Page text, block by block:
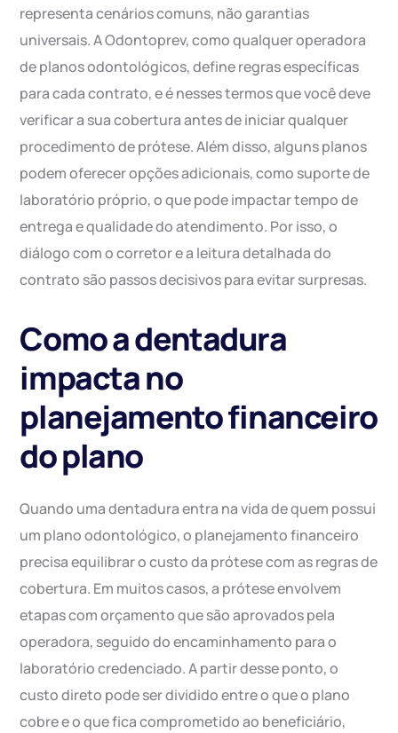
representa cenários comuns, não garantias
universais. A Odontoprev, como qualquer operadora
de planos odontológicos, define regras específicas
para cada contrato, e é nesses termos que você deve
verificar a sua cobertura antes de iniciar qualquer
procedimento de prótese. Além disso, alguns planos
podem oferecer opções adicionais, como suporte de
laboratório próprio, o que pode impactar tempo de
entrega e qualidade do atendimento. Por isso, o
diálogo com o corretor e a leitura detalhada do
contrato são passos decisivos para evitar surpresas.
Como a dentadura
impacta no
planejamento financeiro
do plano
Quando uma dentadura entra na vida de quem possui
um plano odontológico, o planejamento financeiro
precisa equilibrar o custo da prótese com as regras de
cobertura. Em muitos casos, a prótese envolvem
etapas com orçamento que são aprovados pela
operadora, seguido do encaminhamento para o
laboratório credenciado. A partir desse ponto, o
custo direto pode ser dividido entre o que o plano
cobre e o que fica comprometido ao beneficiário,